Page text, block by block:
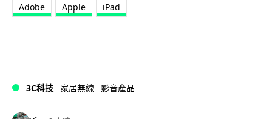
Adobe Apple iPad
3C科技 家居無線 影音產品